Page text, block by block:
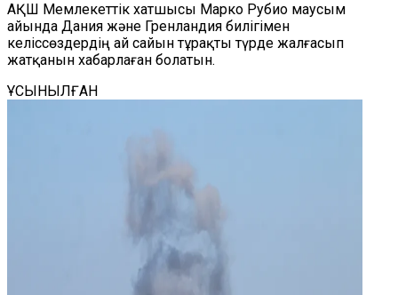
АҚШ Мемлекеттік хатшысы Марко Рубио маусым
айында Дания және Гренландия билігімен
келіссөздердің ай сайын тұрақты түрде жалғасып
жатқанын хабарлаған болатын.
ҰСЫНЫЛҒАН